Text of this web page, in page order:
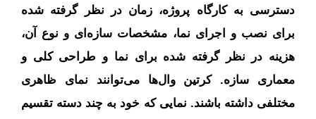
دسترسی به کارگاه پروژه، زمان در نظر گرفته شده
برای نصب و اجرای نما، مشخصات سازه‌ای و نوع آن،
هزینه در نظر گرفته شده برای نما و طراحی کلی و
معماری سازه. کرتین وال‌ها می‌توانند نمای ظاهری
مختلفی داشته باشند. نمایی که خود به چند دسته تقسیم